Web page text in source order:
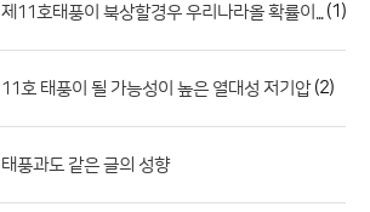
제11호태풍이 북상할경우 우리나라올 확률이... (1)
11호 태풍이 될 가능성이 높은 열대성 저기압(2)
태풍과도 같은 글의 성향